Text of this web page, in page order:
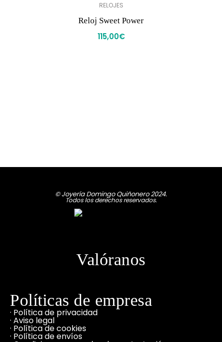
RELOJES
Reloj Sweet Power
115,00€
© Joyería Domingo Quiñonero 2024.
Todos los derechos reservados.
Valóranos
Políticas de empresa
· Política de privacidad
· Aviso legal
· Política de cookies
· Política de envíos